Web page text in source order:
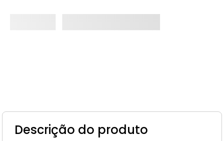
Descrição do produto